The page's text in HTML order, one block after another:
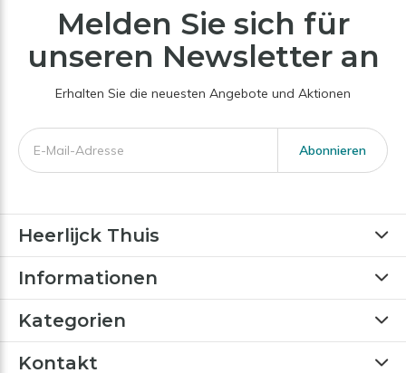
Melden Sie sich für
unseren Newsletter an
Erhalten Sie die neuesten Angebote und Aktionen
Abonnieren
Heerlijck Thuis
Informationen
Kategorien
Kontakt